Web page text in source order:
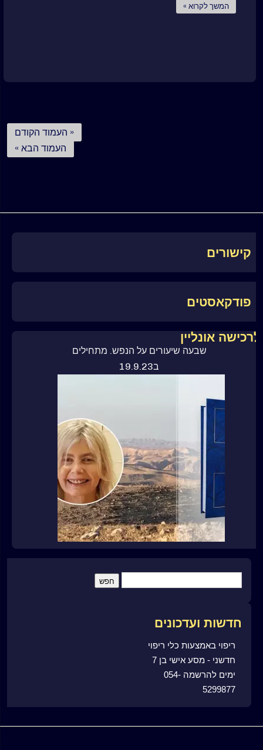
המשך לקרוא »
« העמוד הקודם
העמוד הבא »
קישורים
פודקאסטים
לרכישה אונליין
שבעה שיעורים על הנפש. מתחילים
ב19.9.23
ספר קורס בניסים
חדשות ועדכונים
ריפוי באמצעות כלי ריפוי
חדשני - מסע אישי בן 7
ימים להרשמה 054-
5299877